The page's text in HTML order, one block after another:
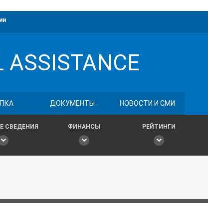
ASSISTANCE
ДОКУМЕНТЫ НОВОСТИ И СМИ
СВЕДЕНИЯ ФИНАНСЫ РЕЙТИНГИ